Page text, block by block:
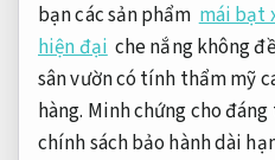
bạn các sản phẩm mái bạt
hiện đại che nắng không
sân vườn có tính thẩm mỹ
hàng. Minh chứng cho
chính sách bảo hành dài